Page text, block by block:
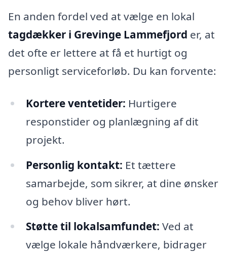
En anden fordel ved at vælge en lokal
tagdækker i Grevinge Lammefjord er, at
det ofte er lettere at få et hurtigt og
personligt serviceforløb. Du kan forvente:
Kortere ventetider: Hurtigere
responstider og planlægning af dit
projekt.
Personlig kontakt: Et tættere
samarbejde, som sikrer, at dine ønsker
og behov bliver hørt.
Støtte til lokalsamfundet: Ved at
vælge lokale håndværkere, bidrager